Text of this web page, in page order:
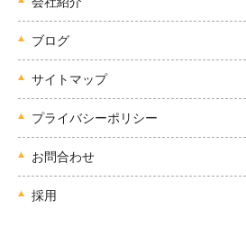
ブログ
サイトマップ
プライバシーポリシー
お問合わせ
採用